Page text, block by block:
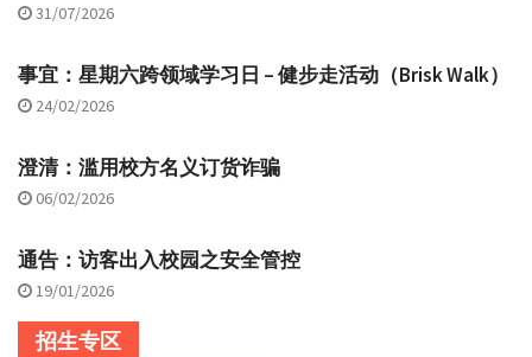
31/07/2026
事宜：星期六跨领域学习日 – 健步走活动（Brisk Walk）
24/02/2026
澄清：滥用校方名义订货诈骗
06/02/2026
通告：访客出入校园之安全管控
19/01/2026
招生专区